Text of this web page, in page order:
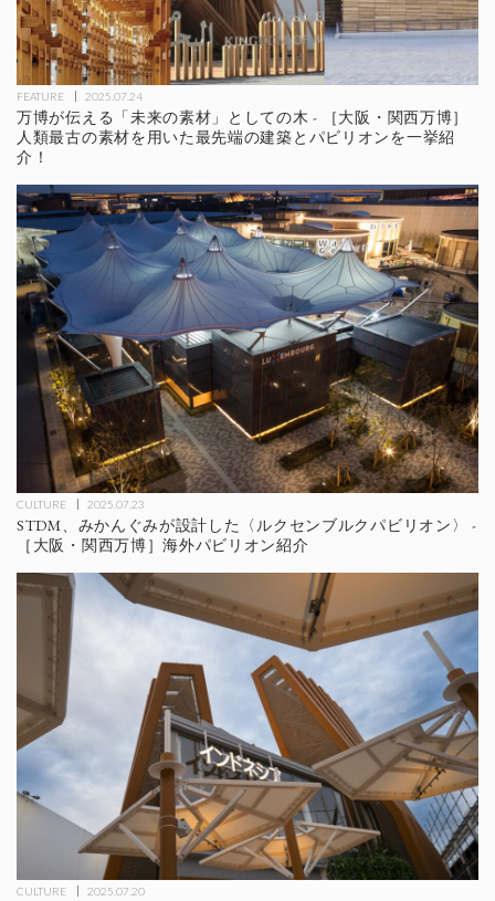
FEATURE 2025.07.24
万博が伝える「未来の素材」としての木 - ［大阪・関西万博］
人類最古の素材を用いた最先端の建築とパビリオンを一挙紹
介！
CULTURE 2025.07.23
STDM、みかんぐみが設計した〈ルクセンブルクパビリオン〉 -
［大阪・関西万博］海外パビリオン紹介
CULTURE 2025.07.20